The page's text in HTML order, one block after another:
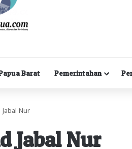
Barat Pemerintahan
Jabal Nur
Jabal Nur